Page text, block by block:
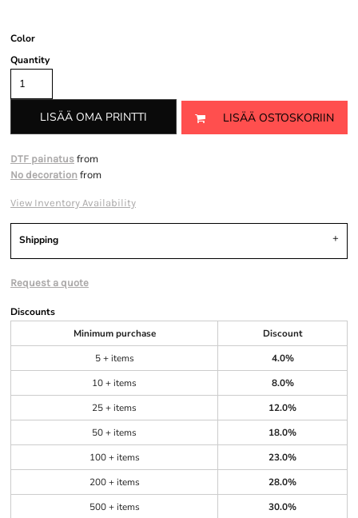
Color
Quantity
LISÄÄ OMA PRINTTI LISÄÄ OSTOSKORIIN
DTF painatus from
No decoration from
View Inventory Availability
Shipping
Request a quote
Discounts
Minimum purchase
Discount
5 + items
4.0%
10 + items
8.0%
25 + items
12.0%
50 + items
18.0%
100 + items
23.0%
200 + items
28.0%
500 + items
30.0%